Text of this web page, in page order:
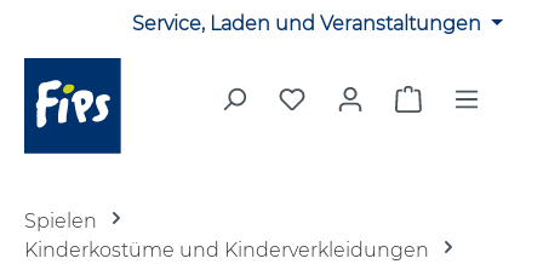
Zum Hauptinhalt springenService, Laden und Veranstaltungen
Du hast 0 Produkte auf
Warenkorb
Spielen
Kinderkostüme und Kinderverkleidungen